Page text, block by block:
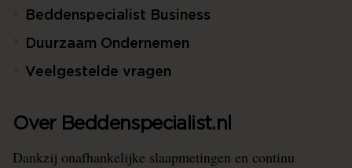
Beddenspecialist Business
Duurzaam Ondernemen
Veelgestelde vragen
Over Beddenspecialist.nl
Dankzij onafhankelijke slaapmetingen en continu